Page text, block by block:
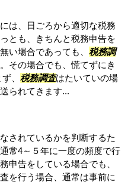
は、日ごろから適切な税務
とも、きちんと税務申告を
い場合であっても、 税務調
その場合でも、慌てずにき
、 税務調査はたいていの場
られてきます...
されているかを判断するた
常4～５年に一度の頻度で行
申告をしている場合でも、
を行う場合、通常は事前に